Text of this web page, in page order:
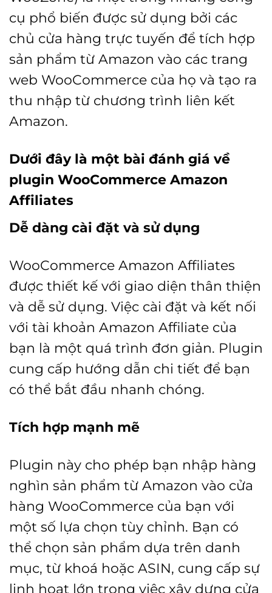
cụ phổ biến được sử dụng bởi các
chủ cửa hàng trực tuyến để tích hợp
sản phẩm từ Amazon vào các trang
web WooCommerce của họ và tạo ra
thu nhập từ chương trình liên kết
Amazon.
Dưới đây là một bài đánh giá về
plugin WooCommerce Amazon
Affiliates
Dễ dàng cài đặt và sử dụng
WooCommerce Amazon Affiliates
được thiết kế với giao diện thân thiện
và dễ sử dụng. Việc cài đặt và kết nối
với tài khoản Amazon Affiliate của
bạn là một quá trình đơn giản. Plugin
cung cấp hướng dẫn chi tiết để bạn
có thể bắt đầu nhanh chóng.
Tích hợp mạnh mẽ
Plugin này cho phép bạn nhập hàng
nghìn sản phẩm từ Amazon vào cửa
hàng WooCommerce của bạn với
một số lựa chọn tùy chỉnh. Bạn có
thể chọn sản phẩm dựa trên danh
mục, từ khoá hoặc ASIN, cung cấp sự
linh hoạt lớn trong việc xây dựng cửa